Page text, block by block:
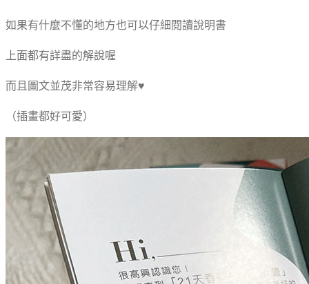
如果有什麼不懂的地方也可以仔細閱讀說明書
上面都有詳盡的解說喔
而且圖文並茂非常容易理解♥
（插畫都好可愛）